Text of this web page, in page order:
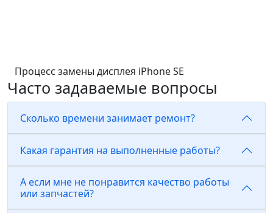
Процесс замены дисплея iPhone SE
Часто задаваемые вопросы
Сколько времени занимает ремонт?
Какая гарантия на выполненные работы?
А если мне не понравится качество работы
или запчастей?